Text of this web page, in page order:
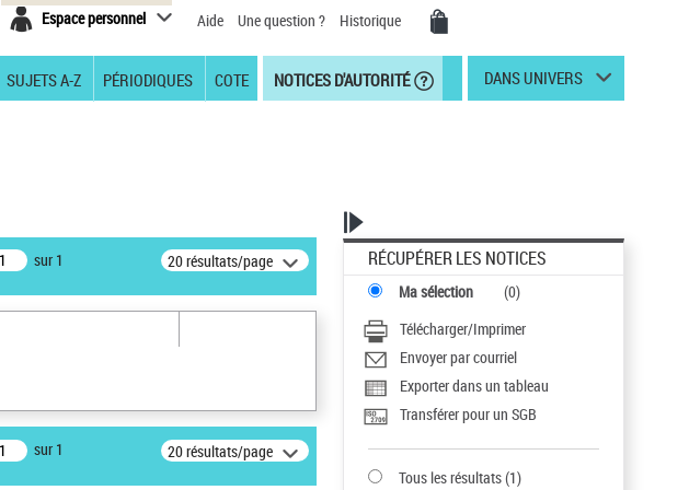
Espace personnel Aide Une question ? Historique
SUJETS A-Z PÉRIODIQUES COTE NOTICES D'AUTORITÉ DANS UNIVERS
sur 1 20 résultats/page
sur 1 20 résultats/page
RÉCUPÉRER LES NOTICES
Ma sélection (0)
Télécharger/Imprimer
Envoyer par courriel
Exporter dans un tableau
Transférer pour un SGB
Tous les résultats(1)